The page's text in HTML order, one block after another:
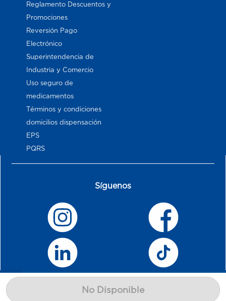
No Disponible
Reglamento Descuentos y
Promociones
Reversión Pago
Electrónico
Superintendencia de
Industria y Comercio
Uso seguro de
medicamentos
Términos y condiciones
domicilios dispensación
EPS
PQRS
Síguenos